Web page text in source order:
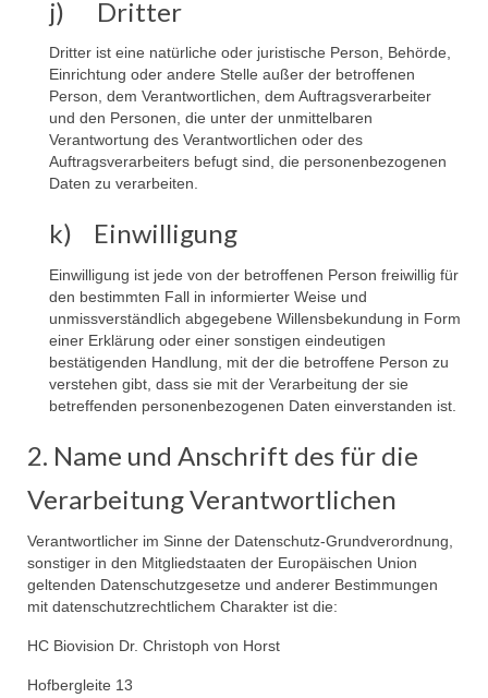
j) Dritter
Dritter ist eine natürliche oder juristische Person, Behörde,
Einrichtung oder andere Stelle außer der betroffenen
Person, dem Verantwortlichen, dem Auftragsverarbeiter
und den Personen, die unter der unmittelbaren
Verantwortung des Verantwortlichen oder des
Auftragsverarbeiters befugt sind, die personenbezogenen
Daten zu verarbeiten.
k) Einwilligung
Einwilligung ist jede von der betroffenen Person freiwillig für
den bestimmten Fall in informierter Weise und
unmissverständlich abgegebene Willensbekundung in Form
einer Erklärung oder einer sonstigen eindeutigen
bestätigenden Handlung, mit der die betroffene Person zu
verstehen gibt, dass sie mit der Verarbeitung der sie
betreffenden personenbezogenen Daten einverstanden ist.
2. Name und Anschrift des für die
Verarbeitung Verantwortlichen
Verantwortlicher im Sinne der Datenschutz-Grundverordnung,
sonstiger in den Mitgliedstaaten der Europäischen Union
geltenden Datenschutzgesetze und anderer Bestimmungen
mit datenschutzrechtlichem Charakter ist die:
HC Biovision Dr. Christoph von Horst
Hofbergleite 13